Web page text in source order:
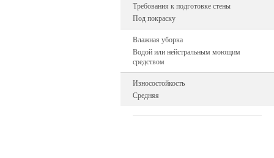
Требования к подготовке стены
Под покраску
Влажная уборка
Водой или нейстральным моющим
средством
Износостойкость
Средняя